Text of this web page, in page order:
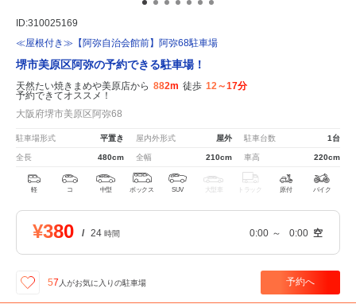
ID:310025169
≪屋根付き≫【阿弥自治会館前】阿弥68駐車場
堺市美原区阿弥の予約できる駐車場！
天然たい焼きまめや美原店から 882m 徒歩 12～17分
予約できてオススメ！
大阪府堺市美原区阿弥68
駐車場形式 平置き 屋内外形式 屋外 駐車台数 1台
全長 480cm 全幅 210cm 車高 220cm
軽 コ 中型 ボックス SUV 大型車 トラック 原付 バイク
¥380 / 24 時間 0:00 ～ 0:00 空
57 人がお気に入りの駐車場 予約へ